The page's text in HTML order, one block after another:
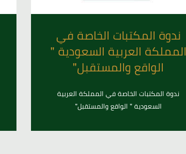
ندوة المكتبات الخاصة في
المملكة العربية السعودية "
الواقع والمستقبل"
ندوة المكتبات الخاصة في المملكة العربية
السعودية " الواقع والمستقبل"